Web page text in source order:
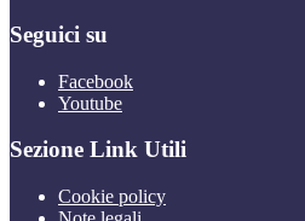
Seguici su
Facebook
Youtube
Sezione Link Utili
Cookie policy